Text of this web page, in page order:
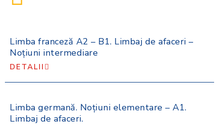
Limba franceză A2 – B1. Limbaj de afaceri –
Noţiuni intermediare
DETALII
Limba germană. Noţiuni elementare – A1.
Limbaj de afaceri.